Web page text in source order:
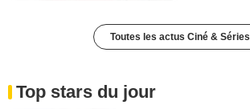
Toutes les actus Ciné & Séries
Top stars du jour